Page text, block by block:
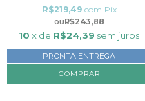
R$243,88
R$219,49 com Pix
10 x de R$24,39 sem juros
PRONTA ENTREGA